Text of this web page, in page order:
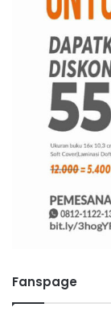
Fanspage